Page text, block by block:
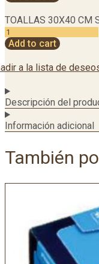
TOALLAS 30X40 CM
Add to cart
a la lista de
Descripción del
Información adicional
También